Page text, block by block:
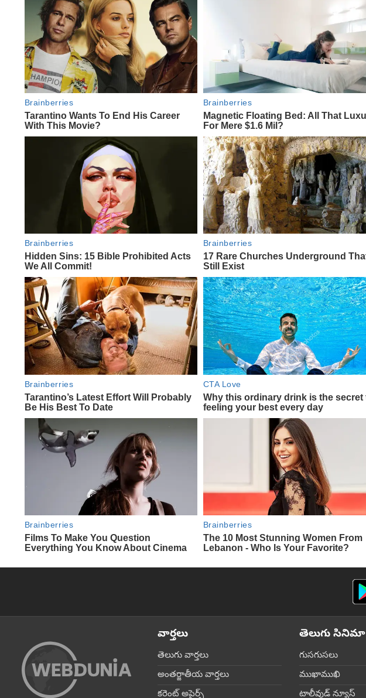
వార్తలు
తెలుగు వార్తలు
అంతర్జాతీయ వార్తలు
కరెంట్ అపైర్స్
తెలుగు సినిమా
గుసగుసలు
ముఖాముఖి
టాలీవుడ్ న్యూస్